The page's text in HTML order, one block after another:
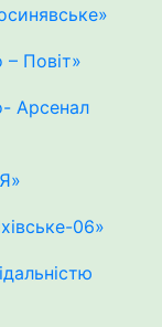
Повіт»
Арсенал
06»